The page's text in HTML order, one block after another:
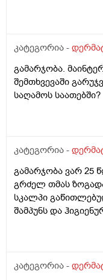
კატეგორია -
გამარჯობა.
შემთხვევაში
საღამოს საათებში?
კატეგორია -
გამარჯობა ვარ 25
გრძელ თმას
სკალპი
შამპუნს და
კატეგორია -